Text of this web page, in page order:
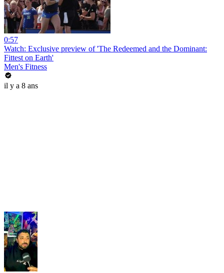
0:57
Watch: Exclusive preview of 'The Redeemed and the Dominant:
Fittest on Earth'
Men's Fitness
il y a 8 ans